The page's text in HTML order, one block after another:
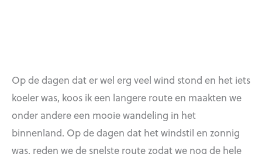
Op de dagen dat er wel erg veel wind stond en het iets
koeler was, koos ik een langere route en maakten we
onder andere een mooie wandeling in het
binnenland. Op de dagen dat het windstil en zonnig
was, reden we de snelste route zodat we nog de hele